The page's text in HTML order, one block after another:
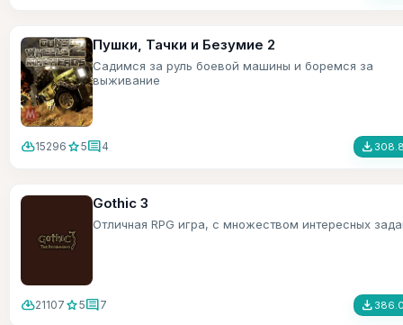
Пушки, Тачки и Безумие 2
Садимся за руль боевой машины и боремся за
выживание
cloud_download15296 star5comment4 file_download
Gothic 3
Отличная RPG игра, с множеством интересных
cloud_download21107 star5comment7 file_download